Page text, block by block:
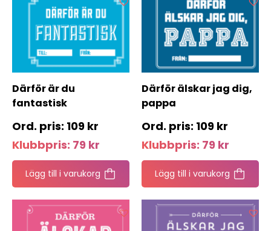
Därför är du
fantastisk
109 kr
Klubbpris: 79 kr
Lägg till i varukorg
Därför älskar jag dig,
pappa
109 kr
Klubbpris: 79 kr
Lägg till i varukorg